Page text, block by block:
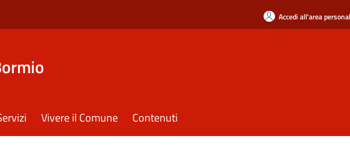
Accedi all'area
Vivere il Comune Contenuti